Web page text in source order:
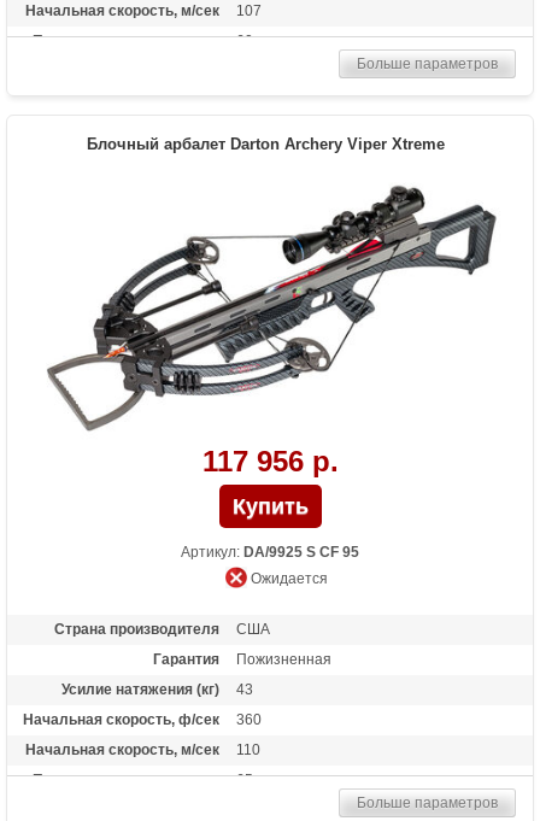
Начальная скорость, м/сек
107
Прицельная дальность, м
60
13,4 дюймов (34 см)
Стандарт стрел (дюймы)
20
Назначение
Охота
Особенности
Самый компактный арбалет для охоты!
Больше параметров
Блочный арбалет Darton Archery Viper Xtreme
117 956 р.
Артикул: DA/9925 S CF 95
Ожидается
Страна производителя
США
Гарантия
Пожизненная
Усилие натяжения (кг)
43
Начальная скорость, ф/сек
360
Начальная скорость, м/сек
110
Прицельная дальность, м
65
13,4 дюймов (34 см)Больше параметров